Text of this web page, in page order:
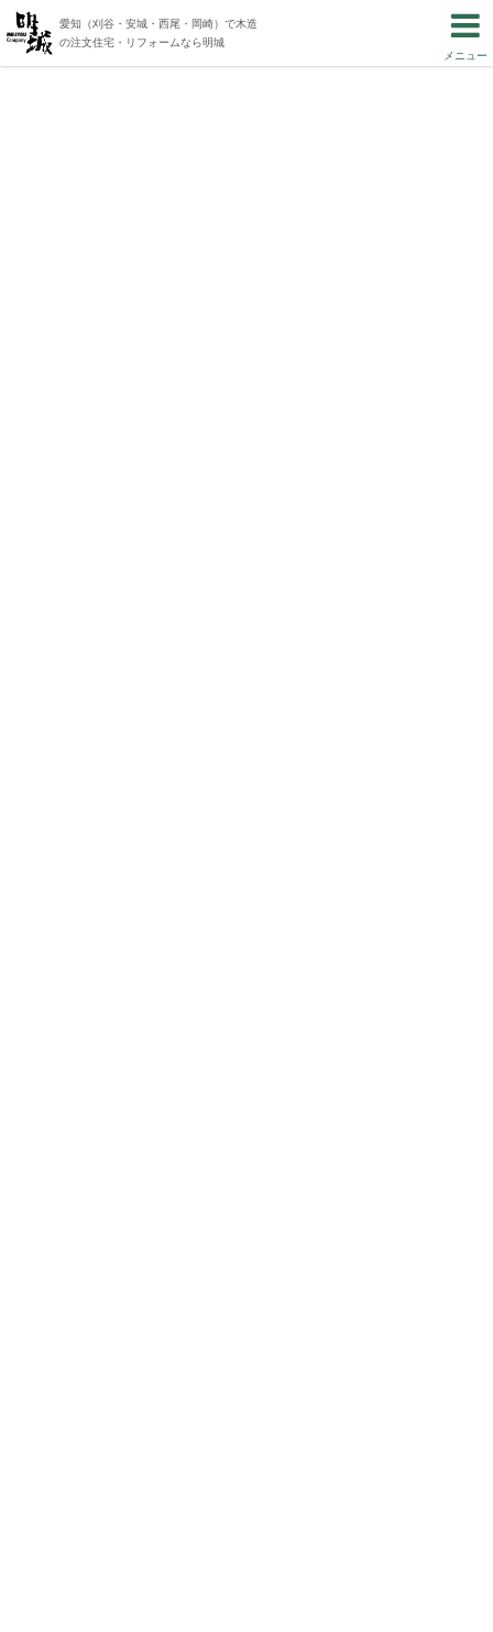
愛知（刈谷・安城・西尾・岡崎）で木造
の注文住宅・リフォームなら明城
メニュー